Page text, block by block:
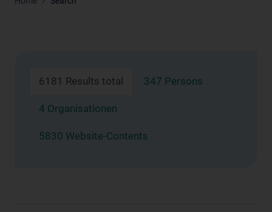
6181 Results total 347 Persons
4 Organisationen
5830 Website-Contents